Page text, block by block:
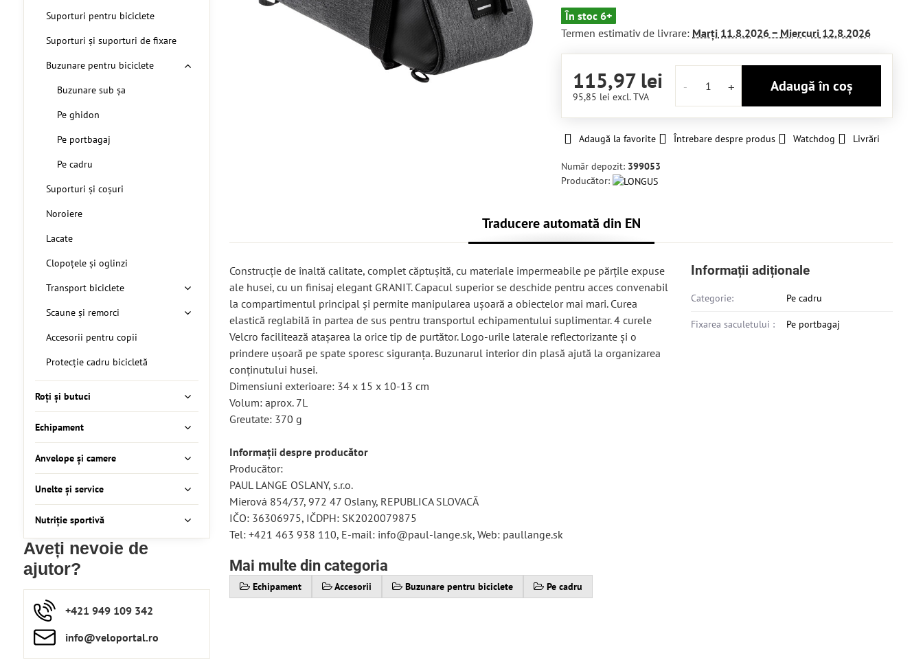
În stoc 6+
Termen estimativ de livrare: Marți 11.8.2026 − Miercuri 12.8.2026
115,97 lei
95,85 leiexcl. TVA
Adaugă în coș
Adaugă la favorite Întrebare despre produs Watchdog Livrări
Număr depozit: 399053
Producător:
Traducere automată din EN
Construcție de înaltă calitate, complet căptușită, cu materiale impermeabile pe părțile expuse
ale husei, cu un finisaj elegant GRANIT. Capacul superior se deschide pentru acces convenabil
la compartimentul principal și permite manipularea ușoară a obiectelor mai mari. Curea
elastică reglabilă în partea de sus pentru transportul echipamentului suplimentar. 4 curele
Velcro facilitează atașarea la orice tip de purtător. Logo-urile laterale reflectorizante și o
prindere ușoară pe spate sporesc siguranța. Buzunarul interior din plasă ajută la organizarea
conținutului husei.
Dimensiuni exterioare: 34 x 15 x 10-13 cm
Volum: aprox. 7L
Greutate: 370 g
Informații despre producător
Producător:
PAUL LANGE OSLANY, s.r.o.
Mierová 854/37, 972 47 Oslany, REPUBLICA SLOVACĂ
IČO: 36306975, IČDPH: SK2020079875
Tel: +421 463 938 110, E-mail: info@paul-lange.sk, Web: paullange.sk
Mai multe din categoria
Echipament Accesorii Buzunare pentru biciclete Pe cadru
Informații adiționale
Categorie: Pe cadru
Fixarea saculetului : Pe portbagaj
Suporturi pentru biciclete
Suporturi și suporturi de fixare
Buzunare pentru biciclete
Buzunare sub șa
Pe ghidon
Pe portbagaj
Pe cadru
Suporturi și coșuri
Noroiere
Lacate
Clopoțele și oglinzi
Transport biciclete
Scaune și remorci
Accesorii pentru copii
Protecție cadru bicicletă
Roți și butuci
Echipament
Anvelope și camere
Unelte și service
Nutriție sportivă
Aveți nevoie de
ajutor?
+421 949 109 342
info​​@veloportal​.ro